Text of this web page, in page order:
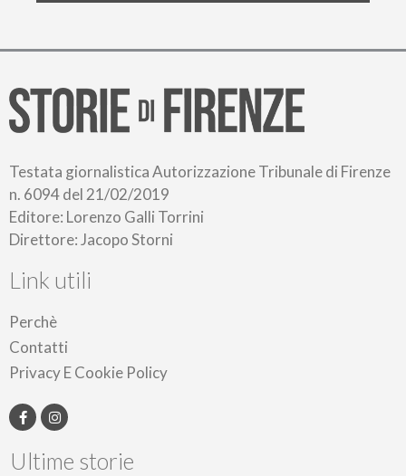
Testata giornalistica Autorizzazione Tribunale di Firenze
n. 6094 del 21/02/2019
Editore: Lorenzo Galli Torrini
Direttore: Jacopo Storni
Link utili
Perchè
Contatti
Privacy E Cookie Policy
Ultime storie